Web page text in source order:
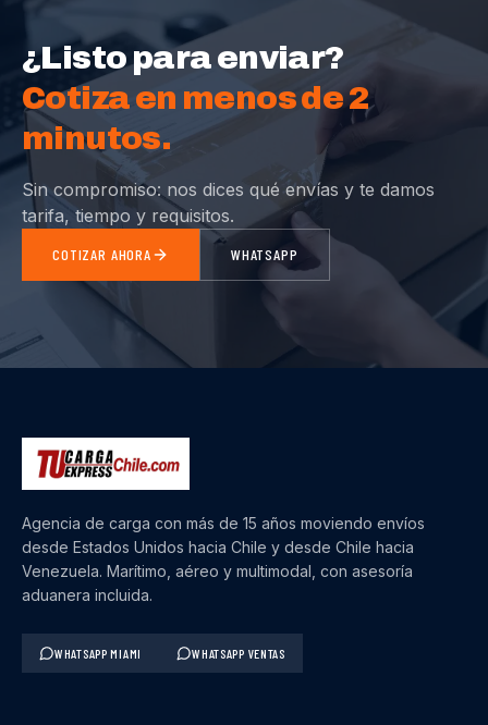
¿Listo para enviar?
Cotiza en menos de 2
minutos.
Sin compromiso: nos dices qué envías y te damos
tarifa, tiempo y requisitos.
COTIZAR AHORA WHATSAPP
Agencia de carga con más de 15 años moviendo envíos
desde Estados Unidos hacia Chile y desde Chile hacia
Venezuela. Marítimo, aéreo y multimodal, con asesoría
aduanera incluida.
WHATSAPP MIAMI WHATSAPP VENTAS